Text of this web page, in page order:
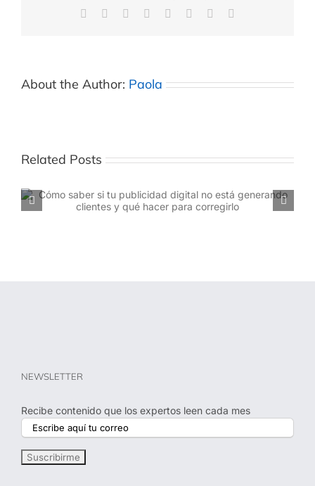
About the Author: Paola
Related Posts
Cuándo empezar con publicidad digital para empresas
NEWSLETTER
Recibe contenido que los expertos leen cada mes